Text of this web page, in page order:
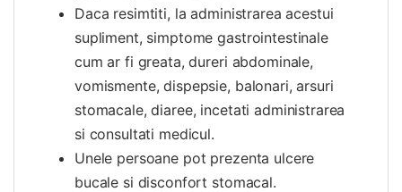
Daca resimtiti, la administrarea acestui
supliment, simptome gastrointestinale
cum ar fi greata, dureri abdominale,
vomismente, dispepsie, balonari, arsuri
stomacale, diaree, incetati administrarea
si consultati medicul.
Unele persoane pot prezenta ulcere
bucale si disconfort stomacal.